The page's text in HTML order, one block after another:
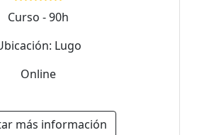
Curso - 90h
Lugo
Online
más información